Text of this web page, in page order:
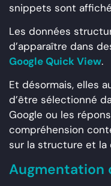
snippets sont
Les données
d’apparaître dans
Google Quick View.
Et désormais, elles
d’être sélectionné
Google ou les
compréhension
sur la structure et la
Augmentation